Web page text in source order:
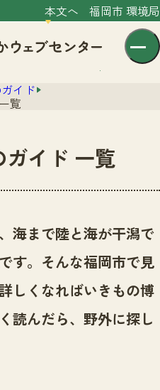
本文へ 福岡市 環境局
ー
イド
覧
イド 一覧
海まで陸と海が干潟で
す。 そんな福岡市で見
しくなればいきもの博
読んだら、野外に探し